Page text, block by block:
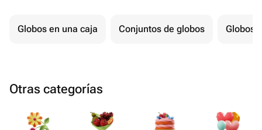
Globos en una caja Conjuntos de globos Globos
Otras categorías